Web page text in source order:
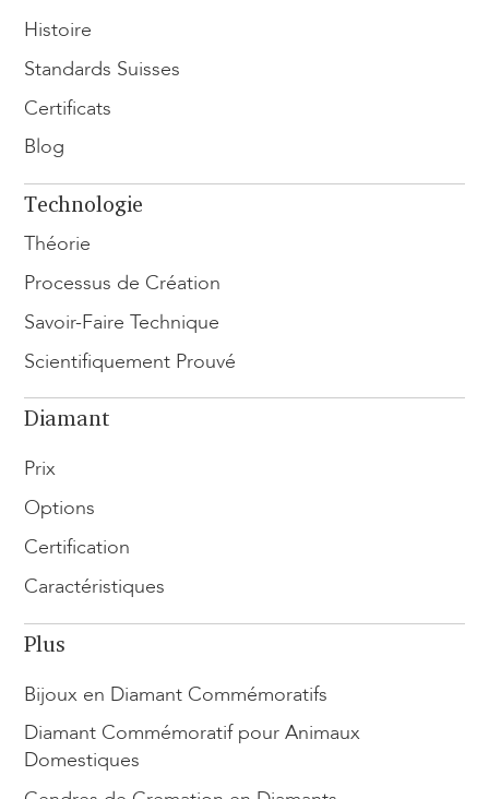
Plus
Bijoux en Diamant Commémoratifs
Diamant Commémoratif pour Animaux
Domestiques
Diamant
Prix
Options
Certification
Caractéristiques
Technologie
Théorie
Processus de Création
Savoir-Faire Technique
Scientifiquement Prouvé
Histoire
Standards Suisses
Certificats
Blog